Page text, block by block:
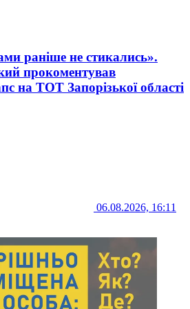
раніше не стикались».
прокоментував
на ТОТ Запорізької області
06.08.2026, 16:11